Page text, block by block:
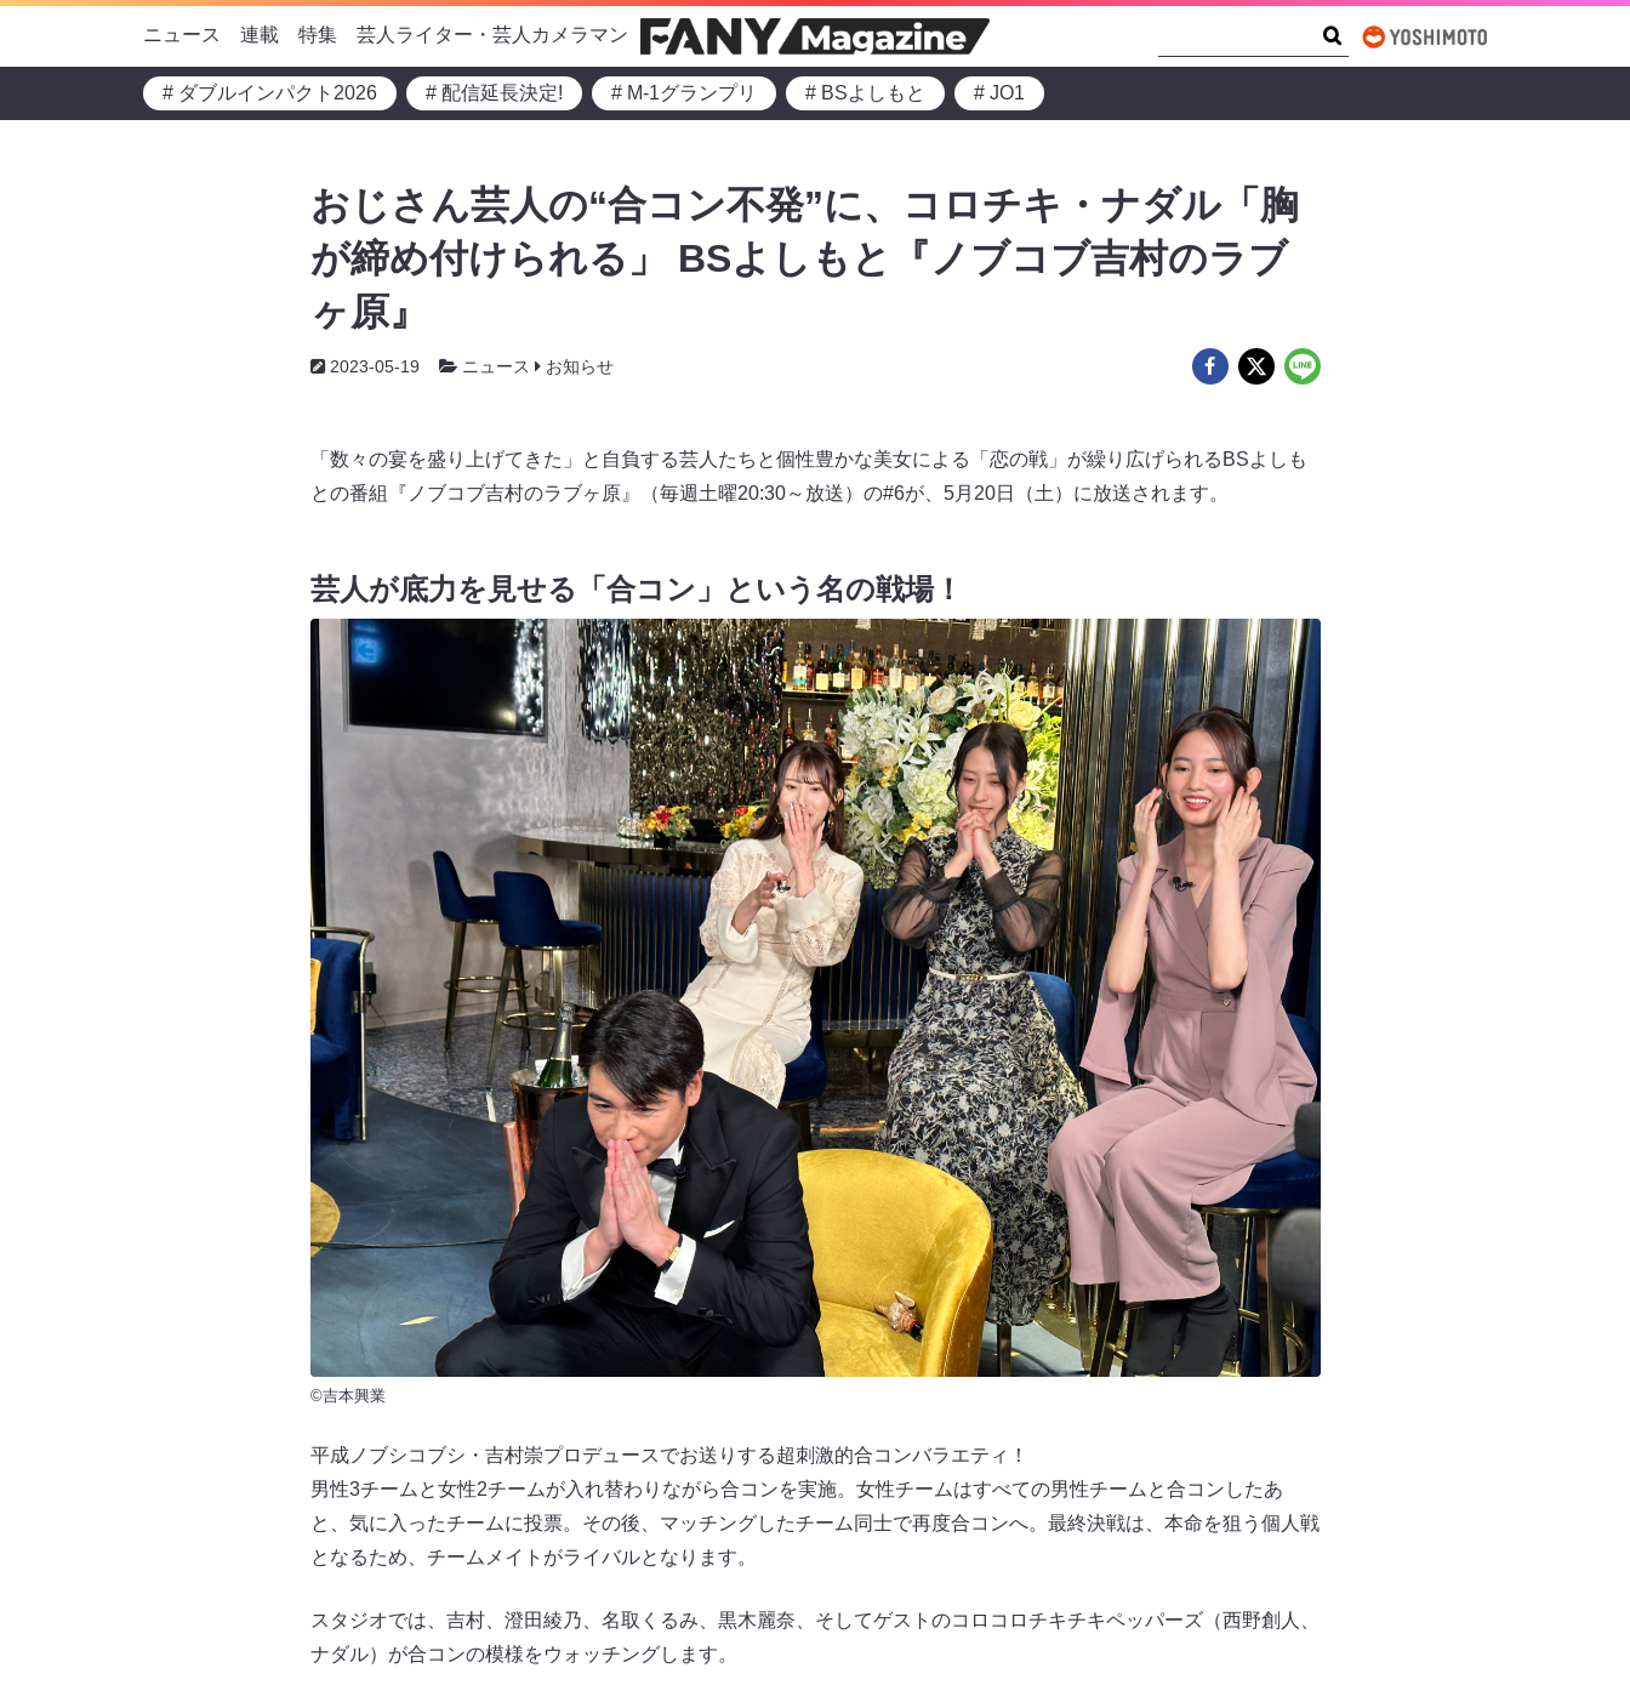
ニュース 連載 特集 芸人ライター・芸人カメラマン
# ダブルインパクト2026 # 配信延長決定! # M-1グランプリ # BSよしもと # JO1
おじさん芸人の“合コン不発”に、コロチキ・ナダル「胸
が締め付けられる」 BSよしもと『ノブコブ吉村のラブ
ヶ原』
2023-05-19 ニュース お知らせ
「数々の宴を盛り上げてきた」と自負する芸人たちと個性豊かな美女による「恋の戦」が繰り広げられるBSよしも
との番組『ノブコブ吉村のラブヶ原』（毎週土曜20:30～放送）の#6が、5月20日（土）に放送されます。
芸人が底力を見せる「合コン」という名の戦場！
©吉本興業
平成ノブシコブシ・吉村崇プロデュースでお送りする超刺激的合コンバラエティ！
男性3チームと女性2チームが入れ替わりながら合コンを実施。女性チームはすべての男性チームと合コンしたあ
と、気に入ったチームに投票。その後、マッチングしたチーム同士で再度合コンへ。最終決戦は、本命を狙う個人戦
となるため、チームメイトがライバルとなります。
スタジオでは、吉村、澄田綾乃、名取くるみ、黒木麗奈、そしてゲストのコロコロチキチキペッパーズ（西野創人、
ナダル）が合コンの模様をウォッチングします。